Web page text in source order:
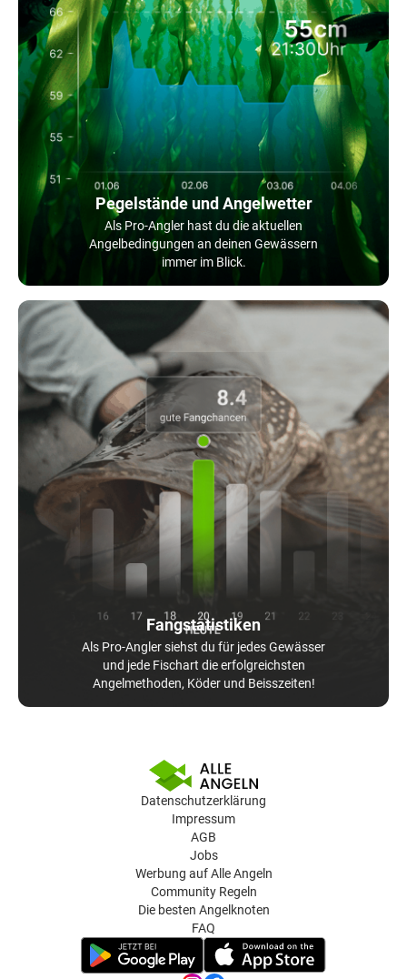
Pegelstände und Angelwetter
Als Pro-Angler hast du die aktuellen
Angelbedingungen an deinen Gewässern
immer im Blick.
Fangstatistiken
Als Pro-Angler siehst du für jedes Gewässer
und jede Fischart die erfolgreichsten
Angelmethoden, Köder und Beisszeiten!
Datenschutzerklärung
Impressum
AGB
Jobs
Werbung auf Alle Angeln
Community Regeln
Die besten Angelknoten
FAQ